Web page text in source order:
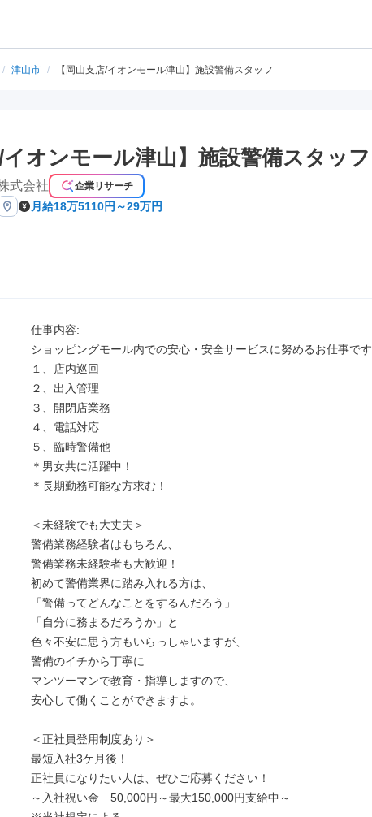
/ 津山市 / 【岡山支店/イオンモール津山】施設警備スタッフ
/イオンモール津山】施設警備スタッフ
式会社 企業リサーチ
月給18万5110円～29万円
仕事内容:
ショッピングモール内での安心・安全サービスに努めるお仕事です
１、店内巡回
２、出入管理
３、開閉店業務
４、電話対応
５、臨時警備他
＊男女共に活躍中！
＊長期勤務可能な方求む！
＜未経験でも大丈夫＞
警備業務経験者はもちろん、
警備業務未経験者も大歓迎！
初めて警備業界に踏み入れる方は、
「警備ってどんなことをするんだろう」
「自分に務まるだろうか」と
色々不安に思う方もいらっしゃいますが、
警備のイチから丁寧に
マンツーマンで教育・指導しますので、
安心して働くことができますよ。
＜正社員登用制度あり＞
最短入社3ケ月後！
正社員になりたい人は、ぜひご応募ください！
～入社祝い金　50,000円～最大150,000円支給中～